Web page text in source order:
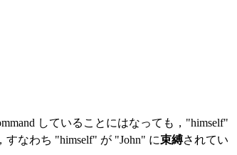
していることにはなっても，"himself"
なわち "himself" が "John" に束縛されてい